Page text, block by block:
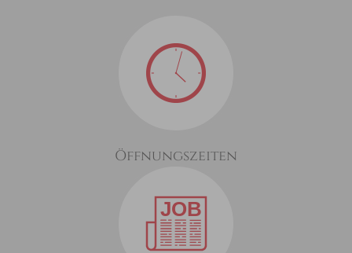
Öffnungszeiten